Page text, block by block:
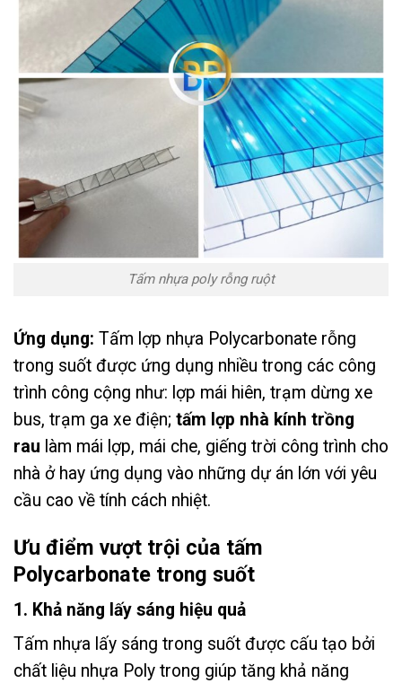
Tấm nhựa poly rỗng ruột
Ứng dụng: Tấm lợp nhựa Polycarbonate rỗng
trong suốt được ứng dụng nhiều trong các công
trình công cộng như: lợp mái hiên, trạm dừng xe
bus, trạm ga xe điện; tấm lợp nhà kính trồng
rau làm mái lợp, mái che, giếng trời công trình cho
nhà ở hay ứng dụng vào những dự án lớn với yêu
cầu cao về tính cách nhiệt.
Ưu điểm vượt trội của tấm
Polycarbonate trong suốt
1. Khả năng lấy sáng hiệu quả
Tấm nhựa lấy sáng trong suốt được cấu tạo bởi
chất liệu nhựa Poly trong giúp tăng khả năng